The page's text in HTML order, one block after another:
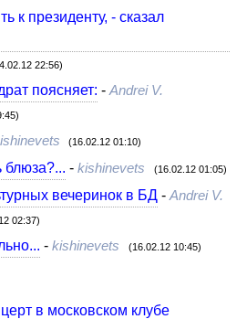
к президенту, - сказал
22:56)
поясняет: -Andrei V.
(16.02.12 01:10)
блюза?... -kishinevets (16.02.12 01:05)
вечеринок в БД- Andrei V.
02:37)
- kishinevets (16.02.12 10:45)
в московском клубе